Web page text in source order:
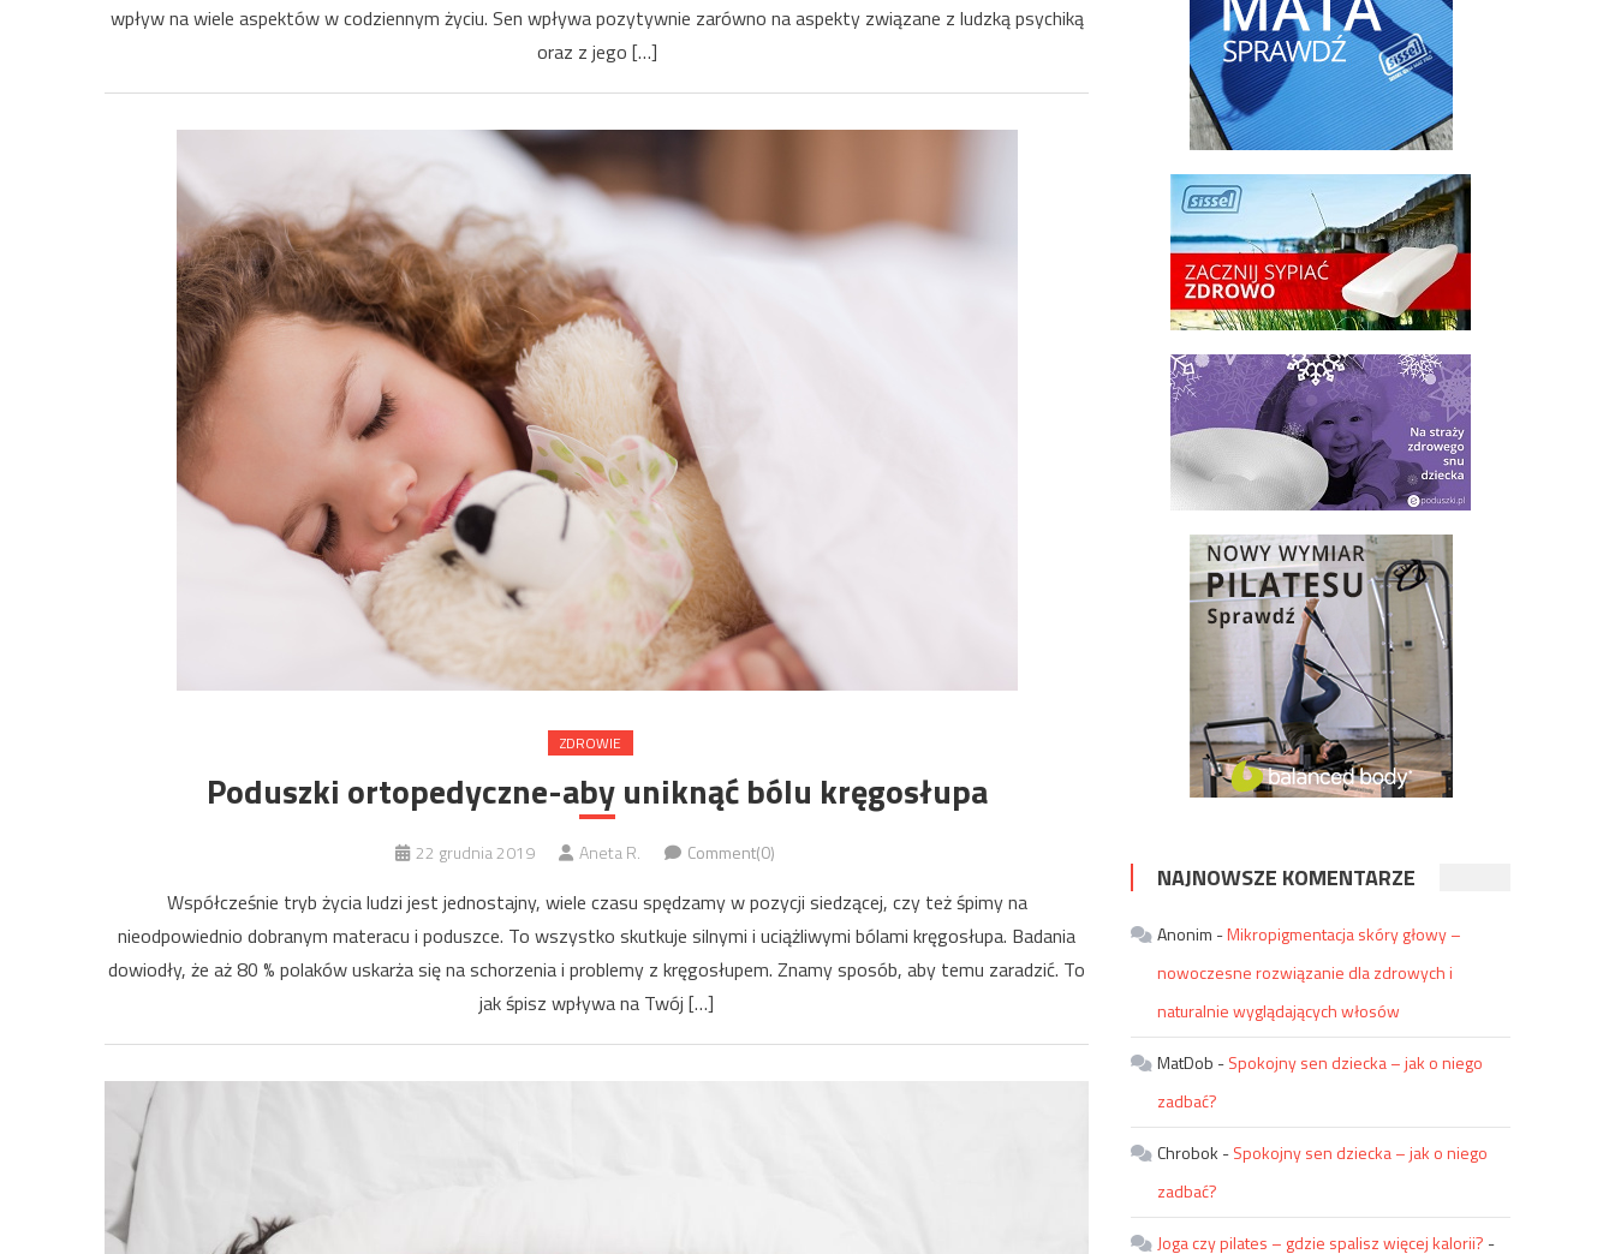
wpływ na wiele aspektów w codziennym życiu. Sen wpływa pozytywnie zarówno na aspekty związane z ludzką psychiką
oraz z jego […]
ZDROWIE
Poduszki ortopedyczne-aby uniknąć bólu kręgosłupa
22 grudnia 2019 Aneta R. Comment(0)
Współcześnie tryb życia ludzi jest jednostajny, wiele czasu spędzamy w pozycji siedzącej, czy też śpimy na
nieodpowiednio dobranym materacu i poduszce. To wszystko skutkuje silnymi i uciążliwymi bólami kręgosłupa. Badania
dowiodły, że aż 80 % polaków uskarża się na schorzenia i problemy z kręgosłupem. Znamy sposób, aby temu zaradzić. To
jak śpisz wpływa na Twój […]
NAJNOWSZE KOMENTARZE
Anonim -Mikropigmentacja skóry głowy –
nowoczesne rozwiązanie dla zdrowych i
naturalnie wyglądających włosów
MatDob -Spokojny sen dziecka – jak o niego
zadbać?
Chrobok -Spokojny sen dziecka – jak o niego
zadbać?
Joga czy pilates – gdzie spalisz więcej kalorii? -